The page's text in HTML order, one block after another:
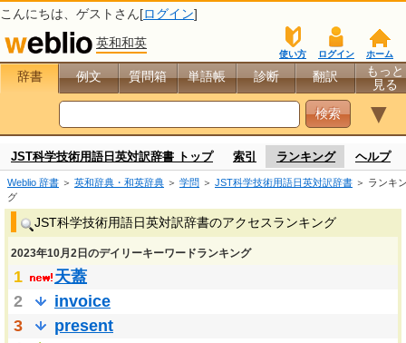
こんにちは、 ゲスト さん[ログイン]
英和和英
ホーム
ログイン
使い方
辞書 例文 質問箱 単語帳 診断 翻訳
もっと
見る
▼
JST科学技術用語日英対訳辞書 トップ 索引 ランキング ヘルプ
Weblio 辞書 ＞ 英和辞典・和英辞典 ＞ 学問 ＞ JST科学技術用語日英対訳辞書 ＞ ランキ
グ
JST科学技術用語日英対訳辞書のアクセスランキング
2023年10月2日のデイリーキーワードランキング
1
天蓋
2
invoice
3
present